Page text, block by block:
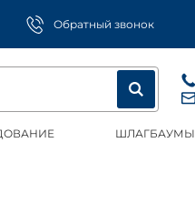
Обратный звонок
ШЛАГБАУМЫ